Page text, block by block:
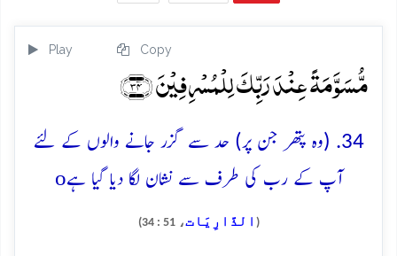
Play Copy
مُّسَوَّمَۃً عِنۡدَ رَبِّکَ لِلۡمُسۡرِفِیۡنَ ﴿۳۴﴾
34. (وہ پتھر جن پر) حد سے گزر جانے والوں کے لئے
آپ کے رب کی طرف سے نشان لگا دیا گیا ہےo
( الذَّارِيَات، 51 : 34)